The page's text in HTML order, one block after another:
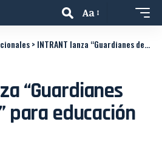
Aa
> INTRANT lanza “Guardianes del Tránsito” para educación vial escolar
“Guardianes
para educación